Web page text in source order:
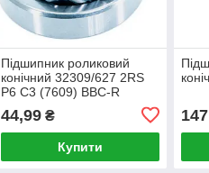
Підшипник роликовий
конічний 32309/627 2RS
P6 C3 (7609) BBC-R
44,99₴
Купити